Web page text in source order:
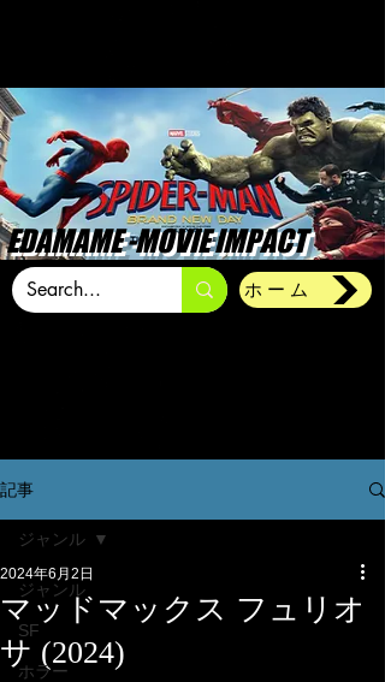
EDAMAME -MOVIE IMPACT
ホーム
記事
ジャンル
SF
ホラー
ジャンル
マッドマックス フュリオ
サ (2024)
2024年6月2日